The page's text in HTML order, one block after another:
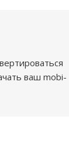
ваш mobi-